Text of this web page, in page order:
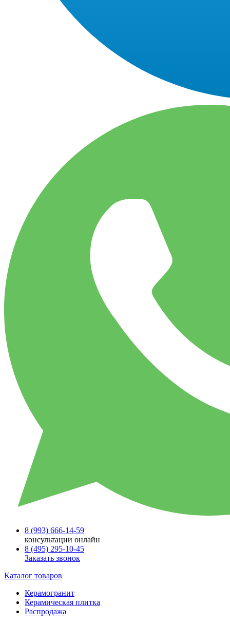
8 (993) 666-14-59
консультации онлайн
8 (495) 295-10-45
Заказать звонок
Каталог товаров
Керамогранит
Керамическая плитка
Распродажа